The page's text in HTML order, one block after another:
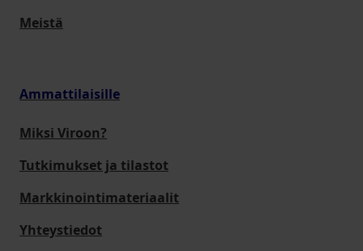
Meistä
Ammattilaisille
Miksi Viroon?
Tutkimukset ja tilastot
Markkinointimateriaalit
Yhteystiedot